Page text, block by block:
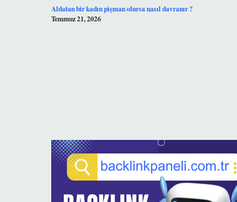
Aldatan bir kadın pişman olursa nasıl davranır ?
Temmuz 21, 2026